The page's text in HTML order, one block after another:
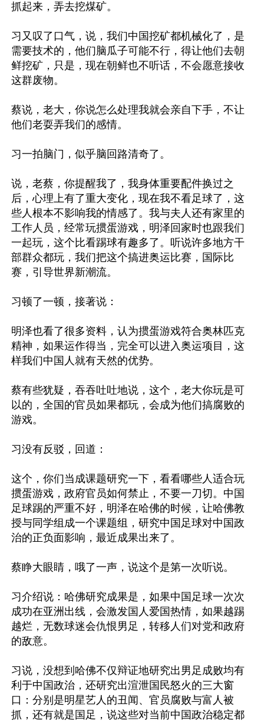
抓起来，弄去挖煤矿。
习又叹了口气，说，我们中国挖矿都机械化了，是
需要技术的，他们脑瓜子可能不行，得让他们去朝
鲜挖矿，只是，现在朝鲜也不听话，不会愿意接收
这群废物。
蔡说，老大，你说怎么处理我就会亲自下手，不让
他们老耍弄我们的感情。
习一拍脑门，似乎脑回路清奇了。
说，老蔡，你提醒我了，我身体重要配件换过之
后，心理上有了重大变化，现在我不看足球了，这
些人根本不影响我的情感了。我与夫人还有家里的
工作人员，经常玩掼蛋游戏，明泽回家时也跟我们
一起玩，这个比看踢球有趣多了。听说许多地方干
部群众都玩，我们把这个搞进奥运比赛，国际比
赛，引导世界新潮流。
习顿了一顿，接著说：
明泽也看了很多资料，认为掼蛋游戏符合奥林匹克
精神，如果运作得当，完全可以进入奥运项目，这
样我们中国人就有天然的优势。
蔡有些犹疑，吞吞吐吐地说，这个，老大你玩是可
以的，全国的官员如果都玩，会成为他们搞腐败的
游戏。
习没有反驳，回道：
这个，你们当成课题研究一下，看看哪些人适合玩
掼蛋游戏，政府官员如何禁止，不要一刀切。中国
足球踢的严重不好，明泽在哈佛的时候，让哈佛教
授与同学组成一个课题组，研究中国足球对中国政
治的正负面影响，最近成果出来了。
蔡睁大眼睛，哦了一声，说这个是第一次听说。
习介绍说：哈佛研究成果是，如果中国足球一次次
成功在亚洲出线，会激发国人爱国热情，如果越踢
越烂，无数球迷会仇恨男足，转移人们对党和政府
的敌意。
习说，没想到哈佛不仅辩证地研究出男足成败均有
利于中国政治，还研究出渲泄国民怒火的三大窗
口：分别是明星艺人的丑闻、官员腐败与富人被
抓，还有就是国足，说这些对当前中国政治稳定都